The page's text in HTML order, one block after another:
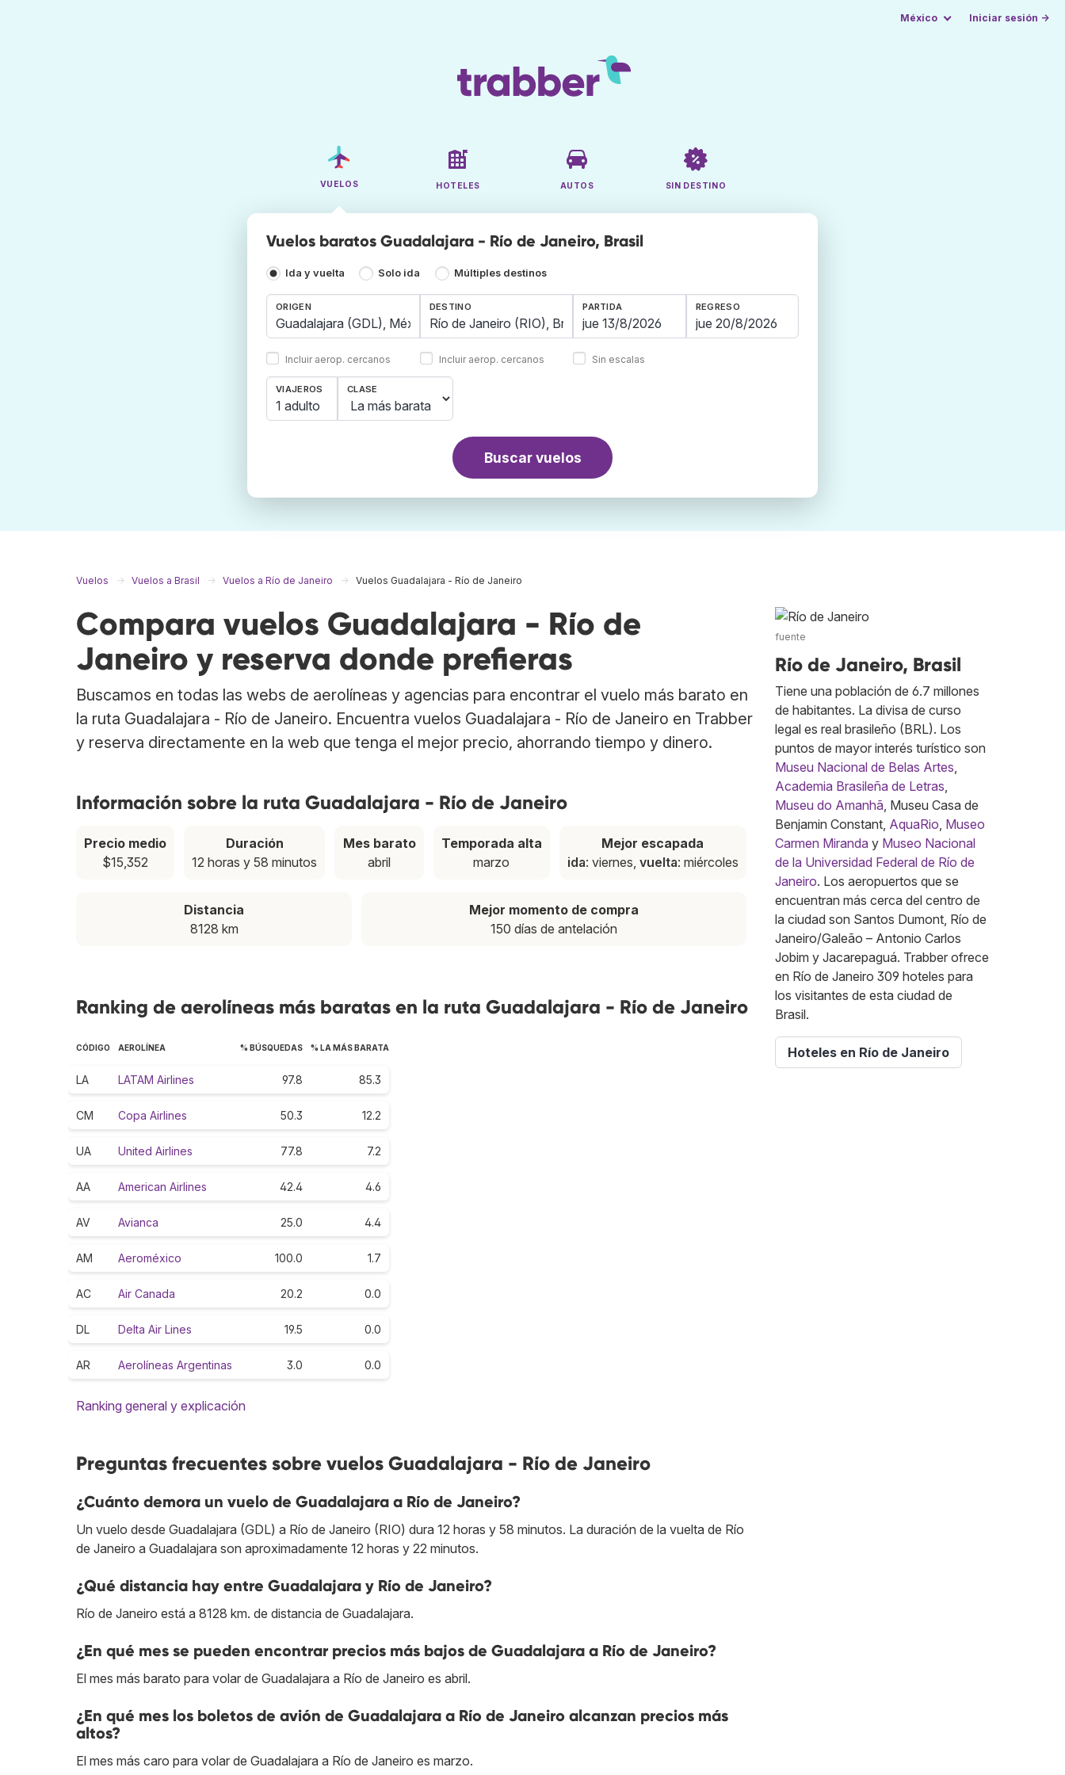
México Iniciar sesión →
VUELOS HOTELES AUTOS SIN DESTINO
Vuelos baratos Guadalajara - Río de Janeiro, Brasil
Ida y vuelta Solo ida Múltiples destinos
ORIGEN
Incluir aerop. cercanos
DESTINO
Incluir aerop. cercanos
PARTIDA REGRESO
Sin escalas
VIAJEROS
1 adulto
CLASE
Buscar vuelos
Vuelos Vuelos a Brasil Vuelos a Río de Janeiro Vuelos Guadalajara - Río de Janeiro
Compara vuelos Guadalajara - Río de
Janeiro y reserva donde prefieras
Buscamos en todas las webs de aerolíneas y agencias para encontrar el vuelo más barato en
la ruta Guadalajara - Río de Janeiro. Encuentra vuelos Guadalajara - Río de Janeiro en Trabber
y reserva directamente en la web que tenga el mejor precio, ahorrando tiempo y dinero.
Información sobre la ruta Guadalajara - Río de Janeiro
Precio medio
$15,352
Duración
12 horas y 58 minutos
Mes barato
abril
Temporada alta
marzo
Mejor escapada
ida: viernes, vuelta: miércoles
Distancia
8128 km
Mejor momento de compra
150 días de antelación
Ranking de aerolíneas más baratas en la ruta Guadalajara - Río de Janeiro
CÓDIGO AEROLÍNEA % BÚSQUEDAS % LA MÁS BARATA
LA LATAM Airlines 97.8 85.3
CM Copa Airlines 50.3 12.2
UA United Airlines 77.8 7.2
AA American Airlines 42.4 4.6
AV Avianca 25.0 4.4
AM Aeroméxico 100.0 1.7
AC Air Canada 20.2 0.0
DL Delta Air Lines 19.5 0.0
AR Aerolíneas Argentinas 3.0 0.0
Ranking general y explicación
Preguntas frecuentes sobre vuelos Guadalajara - Río de Janeiro
¿Cuánto demora un vuelo de Guadalajara a Río de Janeiro?
Un vuelo desde Guadalajara (GDL) a Río de Janeiro (RIO) dura 12 horas y 58 minutos. La duración de la vuelta de Río
de Janeiro a Guadalajara son aproximadamente 12 horas y 22 minutos.
¿Qué distancia hay entre Guadalajara y Río de Janeiro?
Río de Janeiro está a 8128 km. de distancia de Guadalajara.
¿En qué mes se pueden encontrar precios más bajos de Guadalajara a Río de Janeiro?
El mes más barato para volar de Guadalajara a Río de Janeiro es abril.
¿En qué mes los boletos de avión de Guadalajara a Río de Janeiro alcanzan precios más
altos?
El mes más caro para volar de Guadalajara a Río de Janeiro es marzo.
fuente
Río de Janeiro, Brasil
Tiene una población de 6.7 millones
de habitantes. La divisa de curso
legal es real brasileño (BRL). Los
puntos de mayor interés turístico son
Museu Nacional de Belas Artes,
Academia Brasileña de Letras,
Museu do Amanhã, Museu Casa de
Benjamin Constant, AquaRio, Museo
Carmen Miranda y Museo Nacional
de la Universidad Federal de Río de
Janeiro. Los aeropuertos que se
encuentran más cerca del centro de
la ciudad son Santos Dumont, Río de
Janeiro/Galeão – Antonio Carlos
Jobim y Jacarepaguá. Trabber ofrece
en Río de Janeiro 309 hoteles para
los visitantes de esta ciudad de
Brasil.
Hoteles en Río de Janeiro